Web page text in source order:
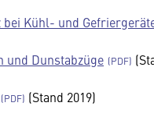
bei Kühl- und
und Dunst­ab­züge
(Stand 2019)